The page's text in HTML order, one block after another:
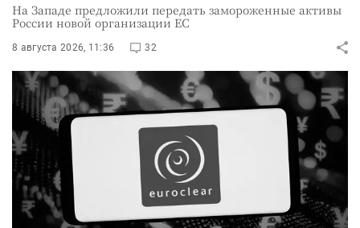
На Западе предложили передать замороженные активы
России новой организации ЕС
8 августа 2026, 11:36 32